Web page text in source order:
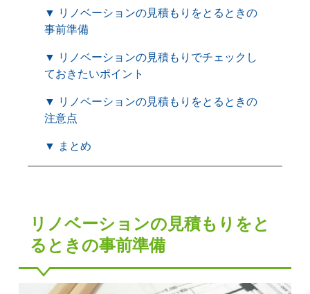
▼ リノベーションの見積もりをとるときの
事前準備
▼ リノベーションの見積もりでチェックし
ておきたいポイント
▼ リノベーションの見積もりをとるときの
注意点
▼ まとめ
リノベーションの見積もりをと
るときの事前準備